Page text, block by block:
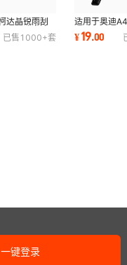
达晶锐雨刮
用雨刷 高清
已售 1000+套
适用于奥迪
A6L/A3/A5/
Q3/Q5/Q7雨
¥19.00
一键登录